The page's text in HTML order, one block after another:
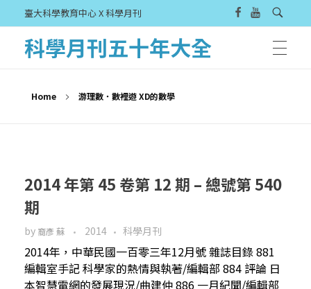
臺大科學教育中心 X 科學月刊
科學月刊五十年大全
Home 游理數．數裡遊 XD的數學
2014 年第 45 卷第 12 期 – 總號第 540
期
by 裔彥 蘇 2014 科學月刊
2014年，中華民國一百零三年12月號 雜誌目錄 881
編輯室手記 科學家的熱情與執著/編輯部 884 評論 日
本智慧電網的發展現況/曲建仲 886 一月紀聞/編輯部